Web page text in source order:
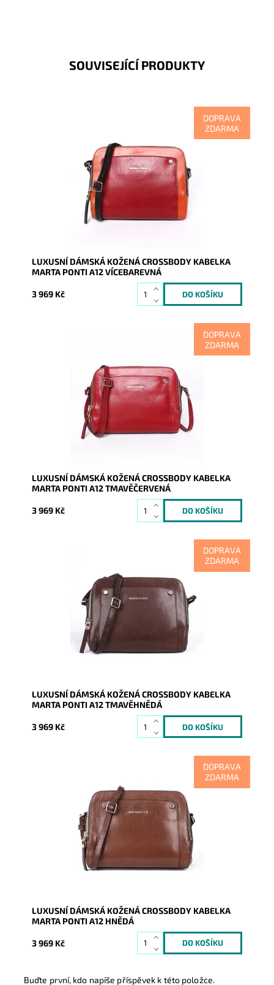
SOUVISEJÍCÍ PRODUKTY
DOPRAVA
ZDARMA
okouzlí směsicí barev, luxusem, kvalitou na pohled i na
Skladem
8765
Marta Ponti
2 roky
LUXUSNÍ DÁMSKÁ KOŽENÁ CROSSBODY KABELKA
MARTA PONTI A12 VÍCEBAREVNÁ
3 969 Kč
DOPRAVA
ZDARMA
Tmavěčervená nádherná luxusní crossbody okouzlí
luxusem, kvalitou na pohled i na dotek.
Skladem
8767
Marta Ponti
2 roky
LUXUSNÍ DÁMSKÁ KOŽENÁ CROSSBODY KABELKA
MARTA PONTI A12 TMAVĚČERVENÁ
3 969 Kč
DOPRAVA
ZDARMA
Tmavěhnědá nádherná luxusní crossbody okouzlí
luxusem, kvalitou na pohled i na dotek.
Skladem
9893
Marta Ponti
2 roky
LUXUSNÍ DÁMSKÁ KOŽENÁ CROSSBODY KABELKA
MARTA PONTI A12 TMAVĚHNĚDÁ
3 969 Kč
DOPRAVA
ZDARMA
Tmavě nádherná luxusní crossbody okouzlí luxusem,
kvalitou na pohled i na dotek.
Skladem
9894
Marta Ponti
2 roky
LUXUSNÍ DÁMSKÁ KOŽENÁ CROSSBODY KABELKA
MARTA PONTI A12 HNĚDÁ
3 969 Kč
Buďte první, kdo napíše příspěvek k této položce.